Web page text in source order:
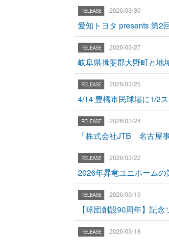
2026/03/30
愛知トヨタ presents 第2
2026/03/27
岐阜県揖斐郡大野町と地
2026/03/25
4/14 豊橋市民球場に1/2
2026/03/24
「株式会社JTB 名古屋
2026/03/22
2026年昇竜ユニホームの
2026/03/19
【球団創設90周年】記
2026/03/18